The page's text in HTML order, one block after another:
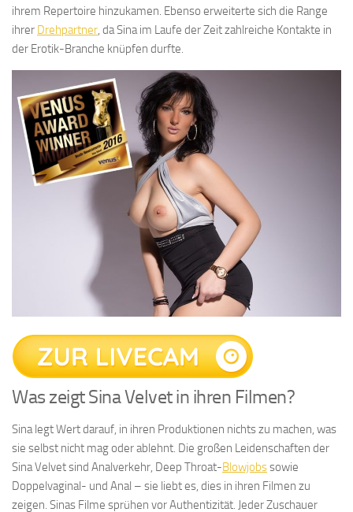
ihrem Repertoire hinzukamen. Ebenso erweiterte sich die Range
ihrer Drehpartner, da Sina im Laufe der Zeit zahlreiche Kontakte in
der Erotik-Branche knüpfen durfte.
Was zeigt Sina Velvet in ihren Filmen?
Sina legt Wert darauf, in ihren Produktionen nichts zu machen, was
sie selbst nicht mag oder ablehnt. Die großen Leidenschaften der
Sina Velvet sind Analverkehr, Deep Throat-Blowjobssowie
Doppelvaginal- und Anal – sie liebt es, dies in ihren Filmen zu
zeigen. Sinas Filme sprühen vor Authentizität. Jeder Zuschauer